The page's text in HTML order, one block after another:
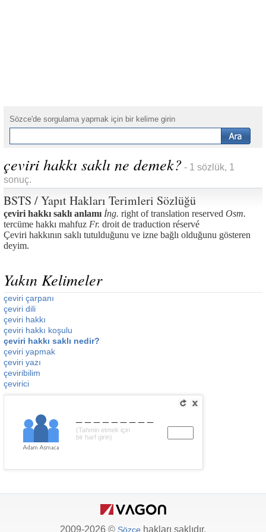
Sözce'de sorgulama yapmak için bir kelime girin
çeviri hakkı saklı ne demek? - 1 sözlük, 1
sonuç.
BSTS / Yapıt Hakları Terimleri Sözlüğü
çeviri hakkı saklı anlamı İng. right of translation reserved Osm.
tercüme hakkı mahfuz Fr. droit de traduction réservé
Çeviri hakkının saklı tutulduğunu ve izne bağlı olduğunu gösteren
deyim.
Yakın Kelimeler
çeviri çarpanı
çeviri dili
çeviri hakkı
çeviri hakkı koşulu
çeviri hakkı saklı nedir?
çeviri yapmak
çeviri yazı
çeviribilim
çevirici
(Tahmin etmek için
bir harf girin)
2009-2026 © Sözce hakları saklıdır.